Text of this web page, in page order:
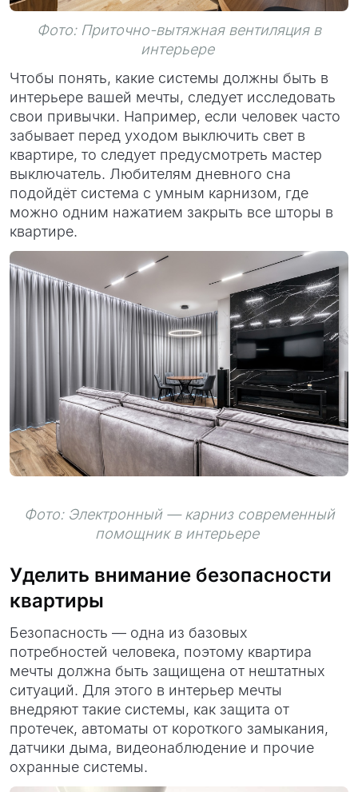
Фото: Приточно-вытяжная вентиляция в
интерьере
Чтобы понять, какие системы должны быть в
интерьере вашей мечты, следует исследовать
свои привычки. Например, если человек часто
забывает перед уходом выключить свет в
квартире, то следует предусмотреть мастер
выключатель. Любителям дневного сна
подойдёт система с умным карнизом, где
можно одним нажатием закрыть все шторы в
квартире.
Фото: Электронный — карниз современный
помощник в интерьере
Уделить внимание безопасности
квартиры
Безопасность — одна из базовых
потребностей человека, поэтому квартира
мечты должна быть защищена от нештатных
ситуаций. Для этого в интерьер мечты
внедряют такие системы, как защита от
протечек, автоматы от короткого замыкания,
датчики дыма, видеонаблюдение и прочие
охранные системы.